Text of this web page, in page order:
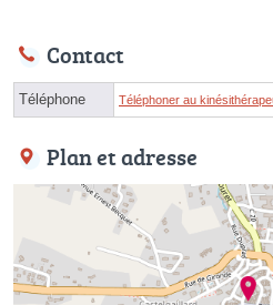
Contact
Téléphone Téléphoner au
Plan et adresse